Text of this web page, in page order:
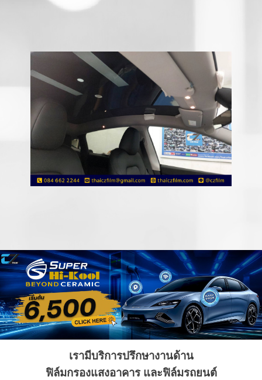
เรามีบริการปรึกษางานด้าน
ฟิล์มกรองแสงอาคาร และฟิล์มรถยนต์